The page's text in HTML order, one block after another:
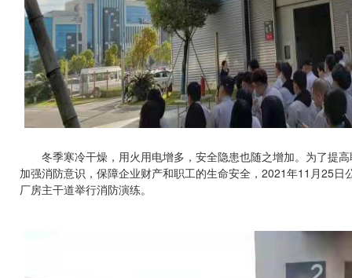
冬季寒冷干燥，用火用电增多，安全隐患也随之增加。为了提
加强消防意识，保障企业财产和职工的生命安全，2021年11月25日
厂房主干道举行消防演练。